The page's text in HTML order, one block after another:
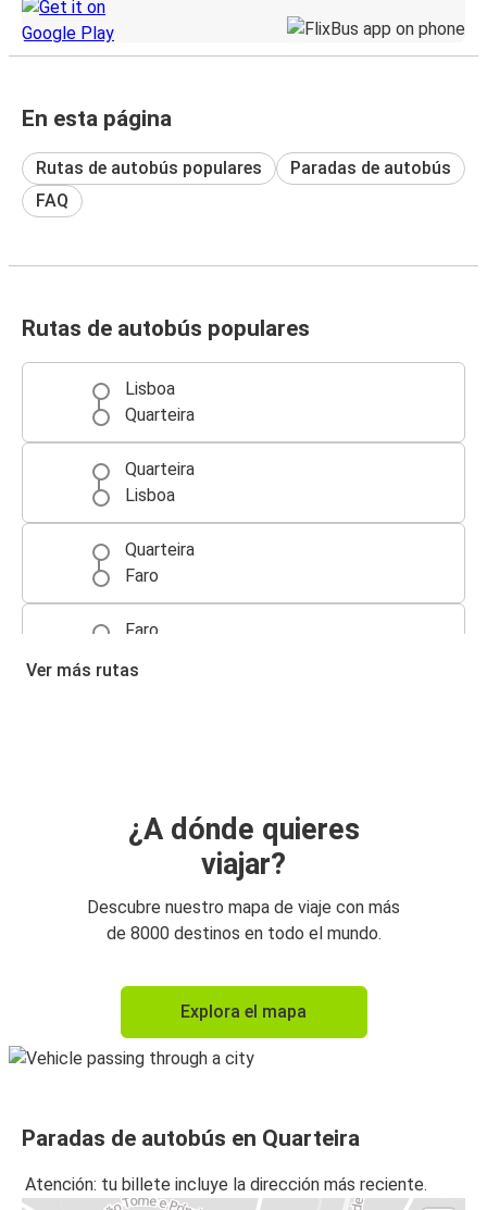
En esta página
Rutas de autobús populares
Paradas de autobús
FAQ
Rutas de autobús populares
Lisboa
Quarteira
Quarteira
Lisboa
Quarteira
Faro
Faro
Quarteira
Portimao
Oporto
Quarteira
Tavira
Quarteira
Ver más rutas
¿A dónde quieres
viajar?
Descubre nuestro mapa de viaje con más
de 8000 destinos en todo el mundo.
Explora el mapa
Paradas de autobús en Quarteira
Atención: tu billete incluye la dirección más reciente.